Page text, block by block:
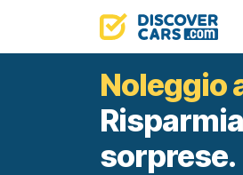
Noleggio
sorprese.